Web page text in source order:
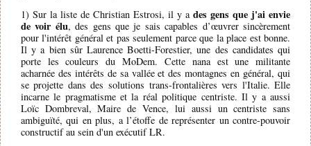
1) Sur la liste de Christian Estrosi, il y ades gens que j'ai envie
de voir élu, des gens que je sais capables d’œuvrer sincèrement
pour l'intérêt général et pas seulement parce que la place est bonne.
Il y a bien sûr Laurence Boetti-Forestier, une des candidates qui
porte les couleurs du MoDem. Cette nana est une militante
acharnée des intérêts de sa vallée et des montagnes en général, qui
se projette dans des solutions trans-frontalières vers l'Italie. Elle
incarne le pragmatisme et la réal politique centriste. Il y a aussi
Loïc Dombreval, Maire de Vence, lui aussi un centriste sans
ambiguïté, qui en plus, a l’étoffe de représenter un contre-pouvoir
constructif au sein d'un exécutif LR.